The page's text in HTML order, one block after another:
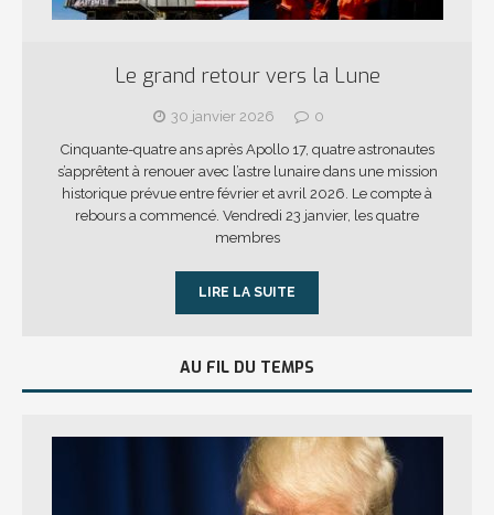
Le grand retour vers la Lune
30 janvier 2026
0
Cinquante-quatre ans après Apollo 17, quatre astronautes
s’apprêtent à renouer avec l’astre lunaire dans une mission
historique prévue entre février et avril 2026. Le compte à
rebours a commencé. Vendredi 23 janvier, les quatre
membres
LIRE LA SUITE
AU FIL DU TEMPS